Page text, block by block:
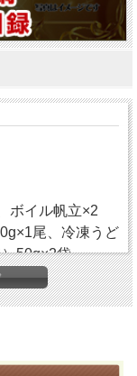
ボイル帆立×2
尾、冷凍うど
50g×2袋
は北海道でお馴
「いか」に「つ